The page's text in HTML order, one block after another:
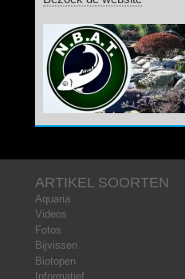
ARTIKEL SOORTEN
Aquaria
Videos
Fotos
Bijvissen
Biotopen
Informatief